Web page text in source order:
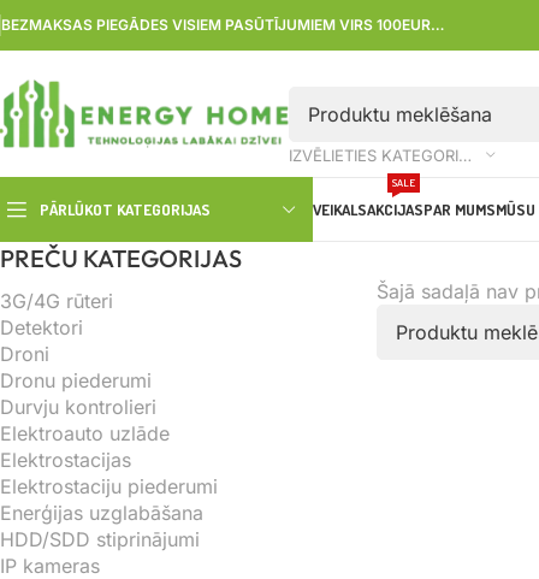
BEZMAKSAS PIEGĀDES VISIEM PASŪTĪJUMIEM VIRS 100EUR…
IZVĒLIETIES KATEGORIJU
PĀRLŪKOT KATEGORIJAS VEIKALSAKCIJAS
SALE
PAR MUMS
PREČU KATEGORIJAS
3G/4G rūteri
Detektori
Droni
Dronu piederumi
Durvju kontrolieri
Elektroauto uzlāde
Elektrostacijas
Elektrostaciju piederumi
Enerģijas uzglabāšana
HDD/SDD stiprinājumi
IP kameras
Šajā sadaļā nav